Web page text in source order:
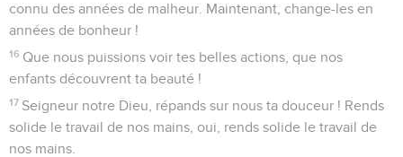
connu des années de malheur. Maintenant, change-les en
années de bonheur !
16 Que nous puissions voir tes belles actions, que nos
enfants découvrent ta beauté !
17 Seigneur notre Dieu, répands sur nous ta douceur ! Rends
solide le travail de nos mains, oui, rends solide le travail de
nos mains.